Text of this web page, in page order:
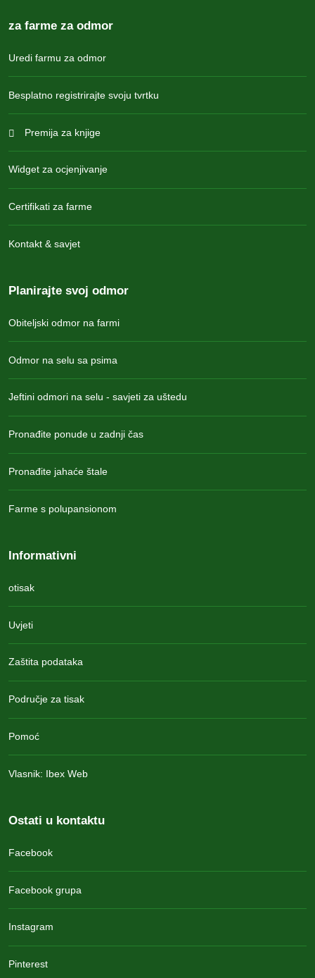
za farme za odmor
Uredi farmu za odmor
Besplatno registrirajte svoju tvrtku
Premija za knjige
Widget za ocjenjivanje
Certifikati za farme
Kontakt & savjet
Planirajte svoj odmor
Obiteljski odmor na farmi
Odmor na selu sa psima
Jeftini odmori na selu - savjeti za uštedu
Pronađite ponude u zadnji čas
Pronađite jahaće štale
Farme s polupansionom
Informativni
otisak
Uvjeti
Zaštita podataka
Područje za tisak
Pomoć
Vlasnik: Ibex Web
Ostati u kontaktu
Facebook
Facebook grupa
Instagram
Pinterest